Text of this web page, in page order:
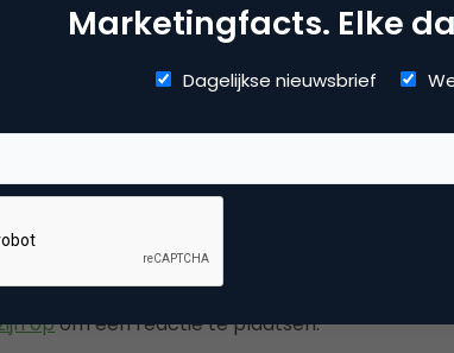
CRM, Loyalty & CX
customer service
opom een reactie te plaatsen.
Marketingfacts. Elke
Dagelijkse nieuwsbrief